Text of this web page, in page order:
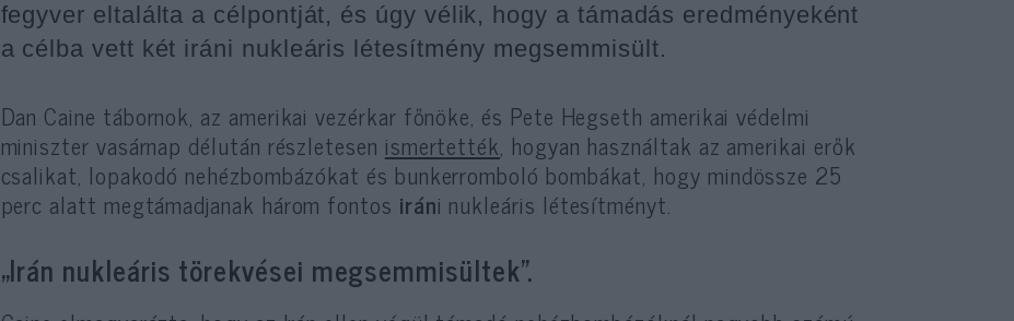
fegyver eltalálta a célpontját, és úgy vélik, hogy a támadás eredményeként
a célba vett két iráni nukleáris létesítmény megsemmisült.
Dan Caine tábornok, az amerikai vezérkar főnöke, és Pete Hegseth amerikai védelmi
miniszter vasárnap délután részletesen ismertették, hogyan használtak az amerikai erők
csalikat, lopakodó nehézbombázókat és bunkerromboló bombákat, hogy mindössze 25
perc alatt megtámadjanak három fontos iráni nukleáris létesítményt.
„Irán nukleáris törekvései megsemmisültek”.